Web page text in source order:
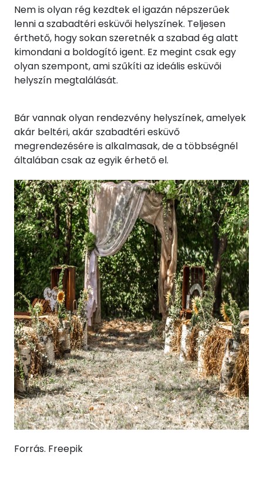
Nem is olyan rég kezdtek el igazán népszerűek
lenni a szabadtéri esküvői helyszínek. Teljesen
érthető, hogy sokan szeretnék a szabad ég alatt
kimondani a boldogító igent. Ez megint csak egy
olyan szempont, ami szűkíti az ideális esküvői
helyszín megtalálását.
Bár vannak olyan rendezvény helyszínek, amelyek
akár beltéri, akár szabadtéri esküvő
megrendezésére is alkalmasak, de a többségnél
általában csak az egyik érhető el.
Forrás. Freepik